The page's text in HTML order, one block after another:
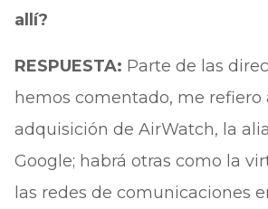
allí?
RESPUESTA: Parte de las
hemos comentado, me refiero
adquisición de AirWatch, la
Google; habrá otras como la
las redes de comunicaciones